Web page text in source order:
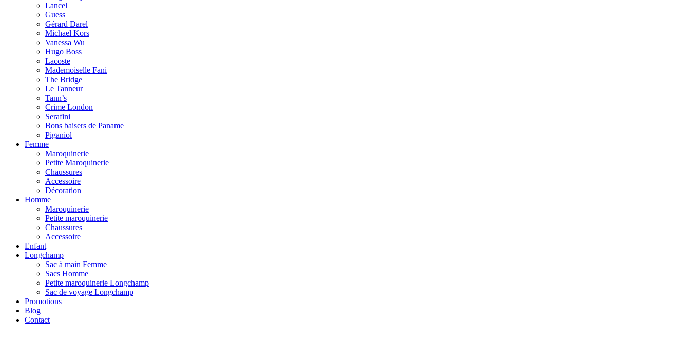
Lancel
Guess
Gérard Darel
Michael Kors
Vanessa Wu
Hugo Boss
Lacoste
Mademoiselle Fani
The Bridge
Le Tanneur
Tann’s
Crime London
Serafini
Bons baisers de Paname
Piganiol
Femme
Maroquinerie
Petite Maroquinerie
Chaussures
Accessoire
Décoration
Homme
Maroquinerie
Petite maroquinerie
Chaussures
Accessoire
Enfant
Longchamp
Sac à main Femme
Sacs Homme
Petite maroquinerie Longchamp
Sac de voyage Longchamp
Promotions
Blog
Contact